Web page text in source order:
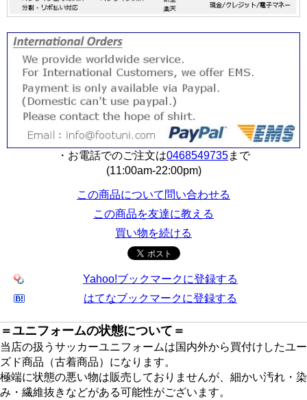
・お電話でのご注文は0468549735まで
(11:00am-22:00pm)
この商品について問い合わせる
この商品を友達に教える
買い物を続ける
Yahoo!ブックマークに登録する
はてなブックマークに登録する
＝ユニフォームの状態について＝
当店の扱うサッカーユニフォームは国内外から買付けしたユー
ズド商品（古着商品）になります。
極端に状態の悪い物は販売しておりませんが、細かい汚れ・染
み・繊維抜きなどがある可能性がございます。